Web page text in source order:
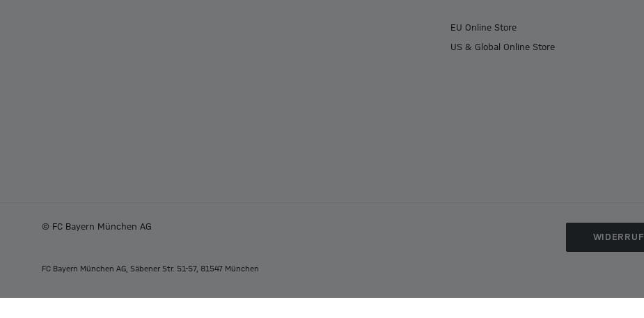
EU Online Store
US & Global Online Store
© FC Bayern München AG
WIDERRUF
FC Bayern München AG, Säbener Str. 51-57, 81547 München